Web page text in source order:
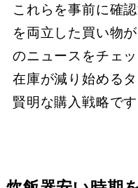
これらを事前に確
を両立した買い物
のニュースをチェ
在庫が減り始める
賢明な購入戦略です